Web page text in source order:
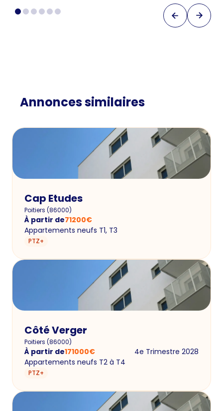
Annonces similaires
Cap Etudes
Poitiers (86000)
À partir de71200€
Appartements neufs T1, T3
PTZ+
Côté Verger
Poitiers (86000)
À partir de171000€
4e Trimestre 2028
Appartements neufs T2 à T4
PTZ+